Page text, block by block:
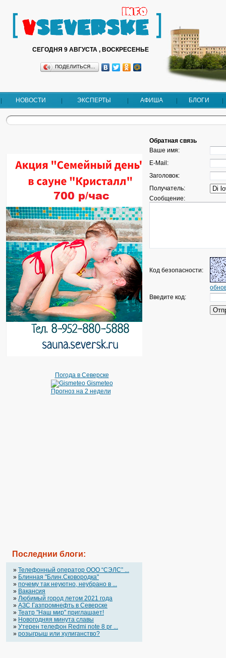
СЕГОДНЯ 9 АВГУСТА , ВОСКРЕСЕНЬЕ
ПОДЕЛИТЬСЯ…
НОВОСТИ ЭКСПЕРТЫ АФИША БЛОГИ
Погода в Северске
Gismeteo
Прогноз на 2 недели
Последнии блоги:
» Телефонный оператор OOO “СЭЛС” ...
» Блинная "Блин.Сковородка"
» почему так неуютно, неубрано в ...
» Вакансия
» Любимый город летом 2021 года
» АЗС Газпромнефть в Северске
» Театр "Наш мир" приглашает!
» Новогодняя минута славы
» Утерен телефон Redmi note 8 pr ...
» розыгрыш или хулиганство?
Обратная связь
Ваше имя:
E-Mail:
Заголовок:
Получатель:
Сообщение:
Код безопасности:
Введите код: